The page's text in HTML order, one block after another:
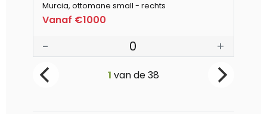
Murcia, ottomane small - rechts
Vanaf €1000
- 0 +
1 van de38